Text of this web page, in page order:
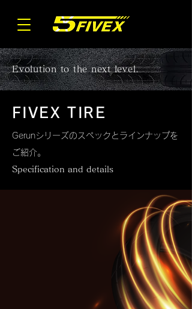
Evolution to the next level.
FIVEX TIRE
Gerunシリーズのスペックとラインナップを
ご紹介。
Specification and details